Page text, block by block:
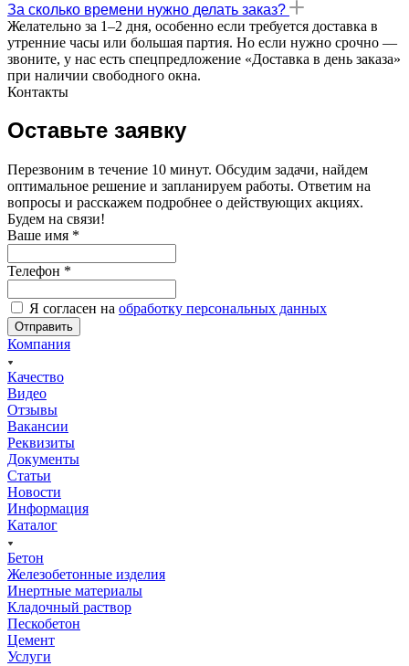
За сколько времени нужно делать заказ?
Желательно за 1–2 дня, особенно если требуется доставка в
утренние часы или большая партия. Но если нужно срочно —
звоните, у нас есть спецпредложение «Доставка в день заказа»
при наличии свободного окна.
Контакты
Оставьте заявку
Перезвоним в течение 10 минут. Обсудим задачи, найдем
оптимальное решение и запланируем работы. Ответим на
вопросы и расскажем подробнее о действующих акциях.
Будем на связи!
Ваше имя *
Телефон *
Я согласен на обработку персональных данных
Отправить
Компания
Качество
Видео
Отзывы
Вакансии
Реквизиты
Документы
Статьи
Новости
Информация
Каталог
Бетон
Железобетонные изделия
Инертные материалы
Кладочный раствор
Пескобетон
Цемент
Услуги